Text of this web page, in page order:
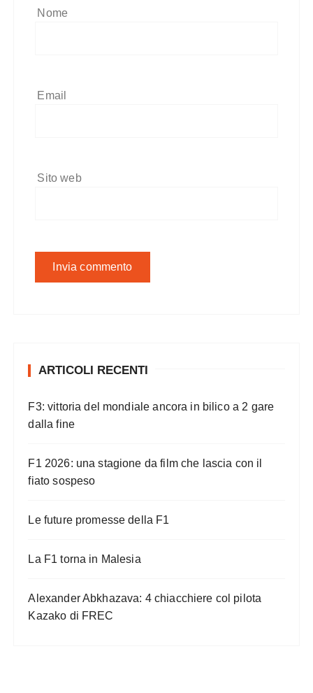
Nome
Email
Sito web
ARTICOLI RECENTI
F3: vittoria del mondiale ancora in bilico a 2 gare
dalla fine
F1 2026: una stagione da film che lascia con il
fiato sospeso
Le future promesse della F1
La F1 torna in Malesia
Alexander Abkhazava: 4 chiacchiere col pilota
Kazako di FREC